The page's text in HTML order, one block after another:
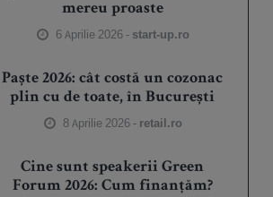
mereu proaste
6 Aprilie 2026 - start-up.ro
Paște 2026: cât costă un cozonac
plin cu de toate, în București
8 Aprilie 2026 - retail.ro
Cine sunt speakerii Green
Forum 2026: Cum finanțăm?